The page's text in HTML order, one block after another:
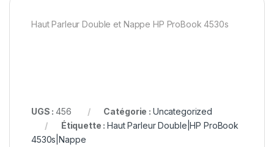
Haut Parleur Double et Nappe HP ProBook 4530s
UGS :456 Catégorie : Uncategorized
Étiquette :Haut Parleur Double|HP ProBook
4530s|Nappe